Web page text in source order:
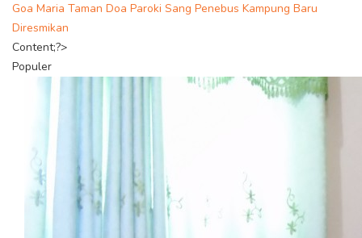
Goa Maria Taman Doa Paroki Sang Penebus Kampung Baru
Diresmikan
Content;?>
Populer